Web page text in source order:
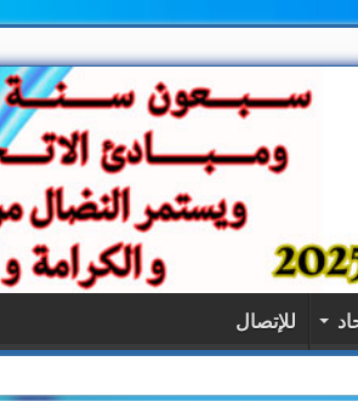
للإتصال
الرياضية